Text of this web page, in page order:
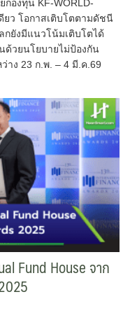
กองทุน KF-WORLD-
ยว โอกาสเติบโตตามดัชนี
กยังมีแนวโน้มเติบโตได้
ด้วยนโยบายไม่ป้องกัน
าง 23 ก.พ. – 4 มี.ค.69
Fund House จาก